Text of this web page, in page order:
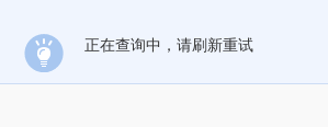
正在查询中，请刷新重试